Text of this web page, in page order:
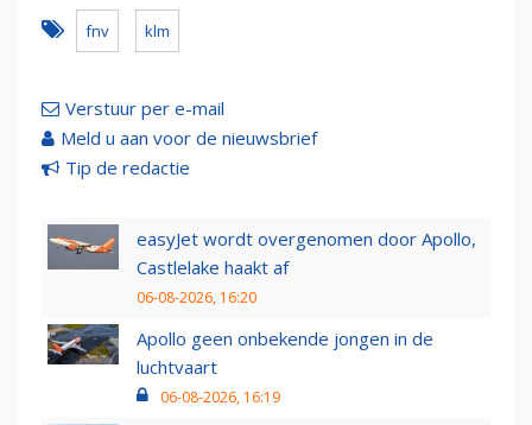
fnv klm
Verstuur per e-mail
Meld u aan voor de nieuwsbrief
Tip de redactie
easyJet wordt overgenomen door Apollo,
Castlelake haakt af
06-08-2026, 16:20
Apollo geen onbekende jongen in de
luchtvaart
06-08-2026, 16:19